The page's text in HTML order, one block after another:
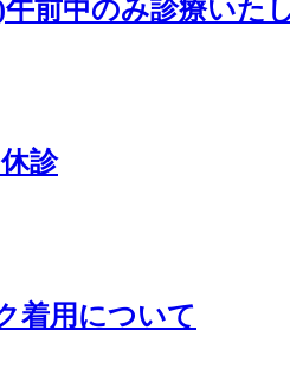
午前中のみ診療いた
診
着用について